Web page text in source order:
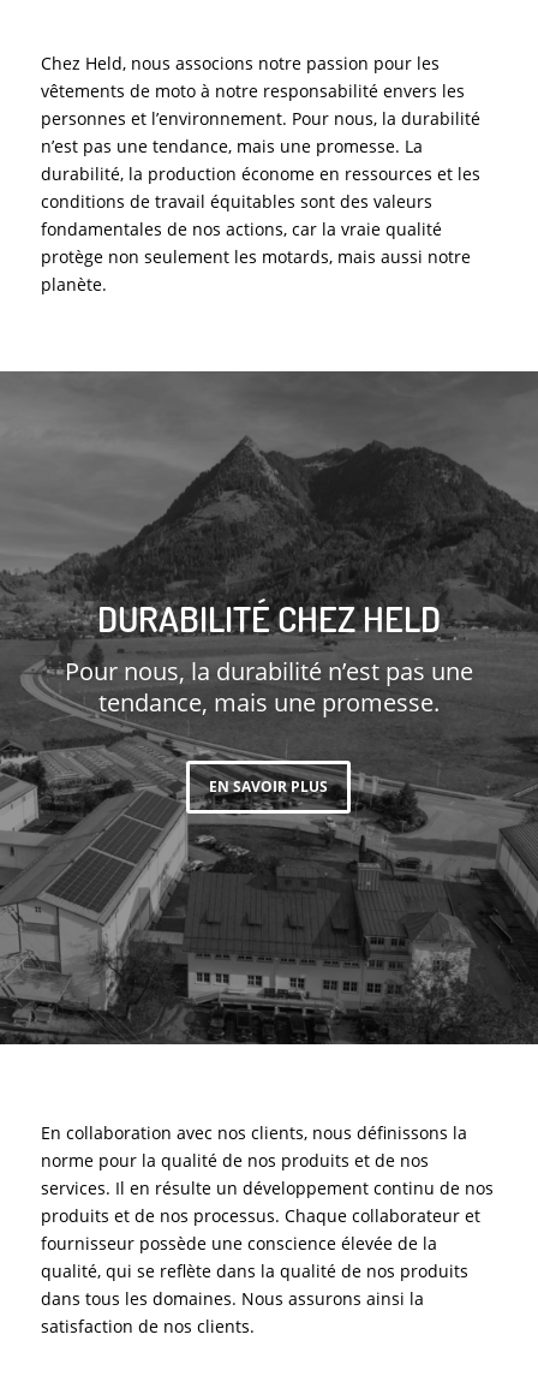
Chez Held, nous associons notre passion pour les
vêtements de moto à notre responsabilité envers les
personnes et l’environnement. Pour nous, la durabilité
n’est pas une tendance, mais une promesse. La
durabilité, la production économe en ressources et les
conditions de travail équitables sont des valeurs
fondamentales de nos actions, car la vraie qualité
protège non seulement les motards, mais aussi notre
planète.
DURABILITÉ CHEZ HELD
Pour nous, la durabilité n’est pas une
tendance, mais une promesse.
EN SAVOIR PLUS
En collaboration avec nos clients, nous définissons la
norme pour la qualité de nos produits et de nos
services. Il en résulte un développement continu de nos
produits et de nos processus. Chaque collaborateur et
fournisseur possède une conscience élevée de la
qualité, qui se reflète dans la qualité de nos produits
dans tous les domaines. Nous assurons ainsi la
satisfaction de nos clients.